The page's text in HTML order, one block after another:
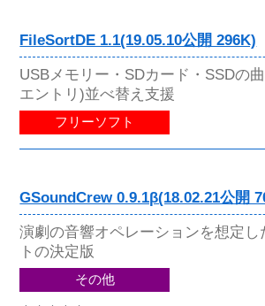
FileSortDE 1.1(19.05.10公開 296K)
USBメモリー・SDカード・SSDの
エントリ)並べ替え支援
フリーソフト
GSoundCrew 0.9.1β(18.02.21公開
演劇の音響オペレーションを想定し
トの決定版
その他